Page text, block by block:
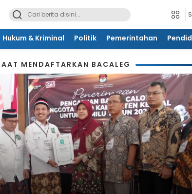
Hukum & Kriminal Politik Pemerintahan
MENDAFTARKAN BACALEG